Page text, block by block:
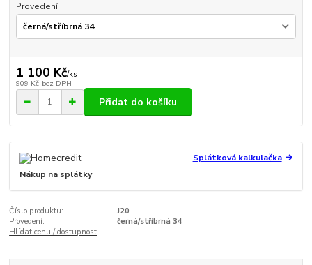
Provedení
1 100 Kč/ks
909 Kč bez DPH
Přidat do košíku
Splátková kalkulačka
Nákup na splátky
Číslo produktu:
J20
Provedení:
černá/stříbrná 34
Hlídat cenu / dostupnost